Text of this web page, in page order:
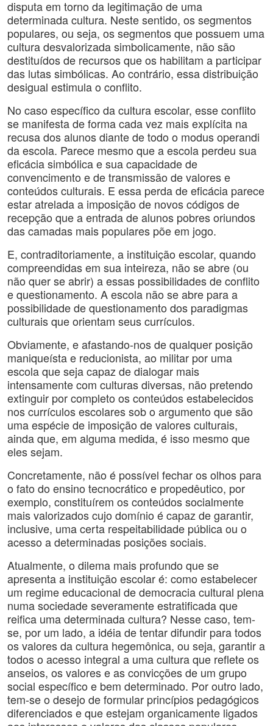
disputa em torno da legitimação de uma
determinada cultura. Neste sentido, os segmentos
populares, ou seja, os segmentos que possuem uma
cultura desvalorizada simbolicamente, não são
destituídos de recursos que os habilitam a participar
das lutas simbólicas. Ao contrário, essa distribuição
desigual estimula o conflito.
No caso específico da cultura escolar, esse conflito
se manifesta de forma cada vez mais explícita na
recusa dos alunos diante de todo o modus operandi
da escola. Parece mesmo que a escola perdeu sua
eficácia simbólica e sua capacidade de
convencimento e de transmissão de valores e
conteúdos culturais. E essa perda de eficácia parece
estar atrelada a imposição de novos códigos de
recepção que a entrada de alunos pobres oriundos
das camadas mais populares põe em jogo.
E, contraditoriamente, a instituição escolar, quando
compreendidas em sua inteireza, não se abre (ou
não quer se abrir) a essas possibilidades de conflito
e questionamento. A escola não se abre para a
possibilidade de questionamento dos paradigmas
culturais que orientam seus currículos.
Obviamente, e afastando-nos de qualquer posição
maniqueísta e reducionista, ao militar por uma
escola que seja capaz de dialogar mais
intensamente com culturas diversas, não pretendo
extinguir por completo os conteúdos estabelecidos
nos currículos escolares sob o argumento que são
uma espécie de imposição de valores culturais,
ainda que, em alguma medida, é isso mesmo que
eles sejam.
Concretamente, não é possível fechar os olhos para
o fato do ensino tecnocrático e propedêutico, por
exemplo, constituírem os conteúdos socialmente
mais valorizados cujo domínio é capaz de garantir,
inclusive, uma certa respeitabilidade pública ou o
acesso a determinadas posições sociais.
Atualmente, o dilema mais profundo que se
apresenta a instituição escolar é: como estabelecer
um regime educacional de democracia cultural plena
numa sociedade severamente estratificada que
reifica uma determinada cultura? Nesse caso, tem-
se, por um lado, a idéia de tentar difundir para todos
os valores da cultura hegemônica, ou seja, garantir a
todos o acesso integral a uma cultura que reflete os
anseios, os valores e as convicções de um grupo
social específico e bem determinado. Por outro lado,
tem-se o desejo de formular princípios pedagógicos
diferenciados e que estejam organicamente ligados